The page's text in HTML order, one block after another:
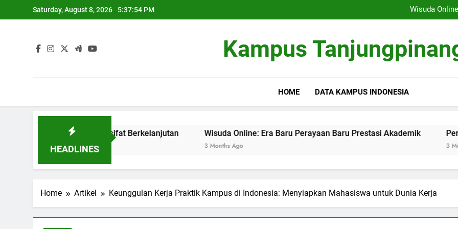
to
Saturday, August 8, 2026 5:37:54 PM
Wisuda
Peran Masyarakat
Wisuda
Peran Masyarakat dalamnya
Kampus
HOME DATA KAMPUS INDONESIA
HEADLINES
Baru yang Bersifat Berkelanjutan Wisuda Online: Era Baru Perayaan Baru Prestasi Akademik
3 Months Ago
Peran
3 Months Ago
Home Artikel Keunggulan Kerja Praktik Kampus di Indonesia: Menyiapkan Mahasiswa untuk Dunia Kerja